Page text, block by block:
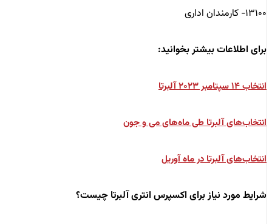
۱۳۱۰۰- کارمندان اداری
برای اطلاعات بیشتر بخوانید:
انتخاب‌ ۱۴ سپتامبر ۲۰۲۳ آلبرتا
انتخاب‌های آلبرتا طی ماه‌های می و جون
انتخاب‌های آلبرتا در ماه آوریل
شرایط مورد نیاز برای اکسپرس انتری آلبرتا چیست؟